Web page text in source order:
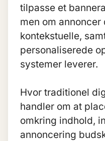
tilpasse et
men om
kontekstuelle,
personaliserede
systemer leverer.
Hvor traditionel
handler om at
omkring indhold,
annoncering